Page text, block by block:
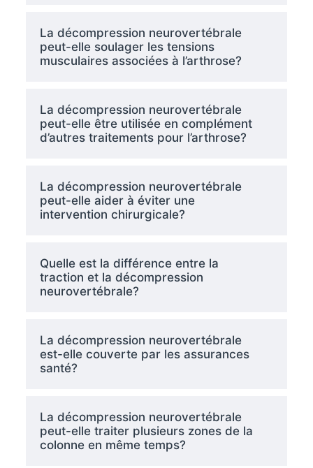
La décompression neurovertébrale
peut-elle soulager les tensions
musculaires associées à l’arthrose?
La décompression neurovertébrale
peut-elle être utilisée en complément
d’autres traitements pour l’arthrose?
La décompression neurovertébrale
peut-elle aider à éviter une
intervention chirurgicale?
Quelle est la différence entre la
traction et la décompression
neurovertébrale?
La décompression neurovertébrale
est-elle couverte par les assurances
santé?
La décompression neurovertébrale
peut-elle traiter plusieurs zones de la
colonne en même temps?